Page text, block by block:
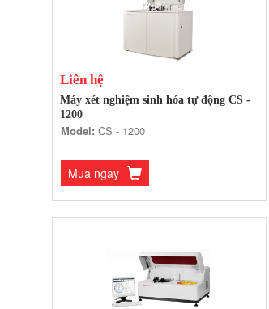
Liên hệ
Máy xét nghiệm sinh hóa tự động CS -
1200
Model: CS - 1200
Mua ngay